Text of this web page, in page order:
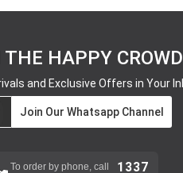
HAPPY CROWD
and Exclusive Offers in Your
Join Our Whatsapp Channel
To order by phone, call 1337